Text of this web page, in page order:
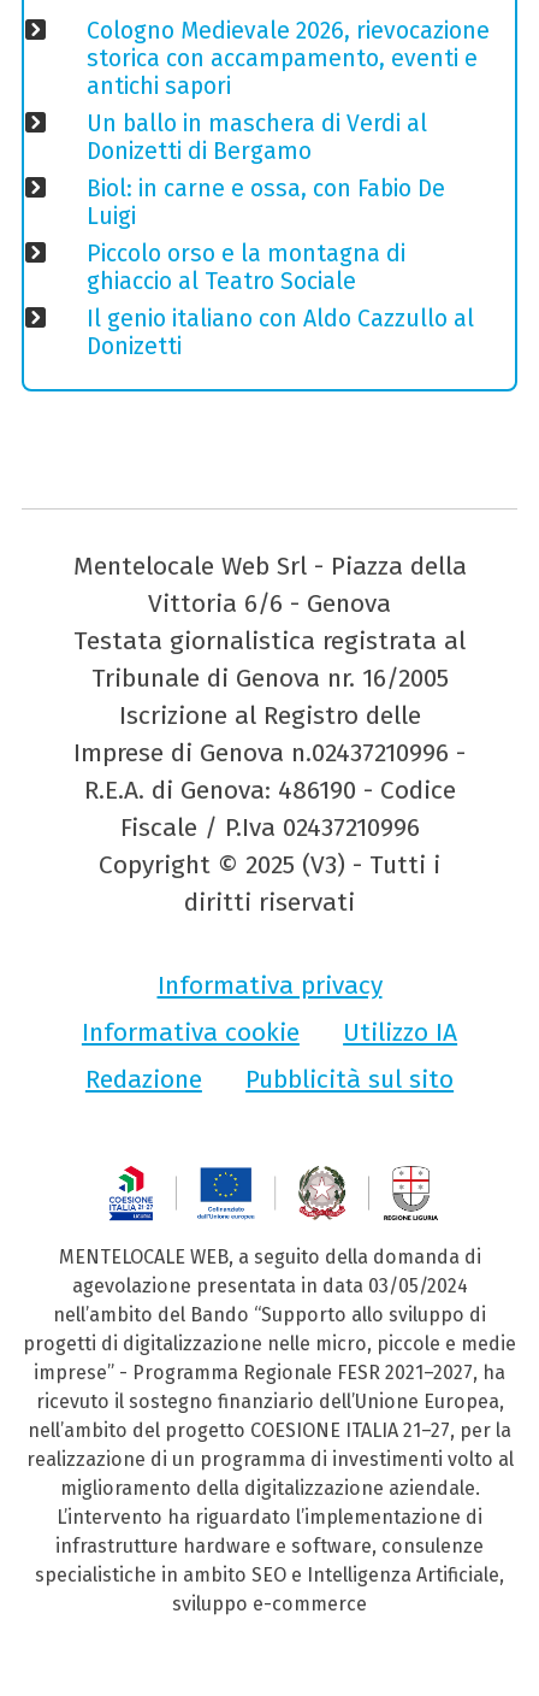
Cologno Medievale 2026, rievocazione
storica con accampamento, eventi e
antichi sapori
Un ballo in maschera di Verdi al
Donizetti di Bergamo
Biol: in carne e ossa, con Fabio De
Luigi
Piccolo orso e la montagna di
ghiaccio al Teatro Sociale
Il genio italiano con Aldo Cazzullo al
Donizetti
Mentelocale Web Srl - Piazza della
Vittoria 6/6 - Genova
Testata giornalistica registrata al
Tribunale di Genova nr. 16/2005
Iscrizione al Registro delle
Imprese di Genova n.02437210996 -
R.E.A. di Genova: 486190 - Codice
Fiscale / P.Iva 02437210996
Copyright © 2025 (V3) - Tutti i
diritti riservati
Informativa privacy
Informativa cookie
Utilizzo IA
Redazione
Pubblicità sul sito
MENTELOCALE WEB, a seguito della domanda di
agevolazione presentata in data 03/05/2024
nell’ambito del Bando “Supporto allo sviluppo di
progetti di digitalizzazione nelle micro, piccole e medie
imprese” - Programma Regionale FESR 2021–2027, ha
ricevuto il sostegno finanziario dell’Unione Europea,
nell’ambito del progetto COESIONE ITALIA 21–27, per la
realizzazione di un programma di investimenti volto al
miglioramento della digitalizzazione aziendale.
L’intervento ha riguardato l’implementazione di
infrastrutture hardware e software, consulenze
specialistiche in ambito SEO e Intelligenza Artificiale,
sviluppo e-commerce